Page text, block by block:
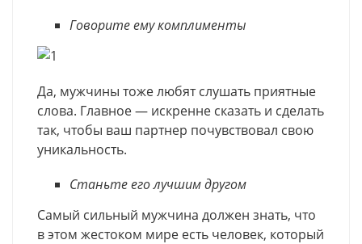
Говорите ему комплименты
Да, мужчины тоже любят слушать приятные
слова. Главное — искренне сказать и сделать
так, чтобы ваш партнер почувствовал свою
уникальность.
Станьте его лучшим другом
Самый сильный мужчина должен знать, что
в этом жестоком мире есть человек, который